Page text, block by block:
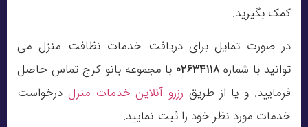
کمک بگیرید.
در صورت تمایل برای دریافت خدمات نظافت منزل می
توانید با شماره 02634118 با مجموعه بانو کرج تماس حاصل
فرمایید. و یا از طریق رزرو آنلاین خدمات منزل درخواست
خدمات مورد نظر خود را ثبت نمایید.